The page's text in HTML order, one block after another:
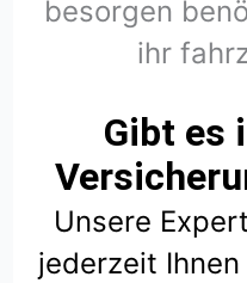
besorgen
ihr
Gibt es
Unsere
jederzeit